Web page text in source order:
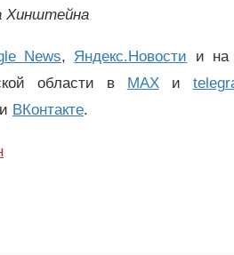
Хинштейна
News, Яндекс.Новости и на
области в MAXи
и ВКонтакте.